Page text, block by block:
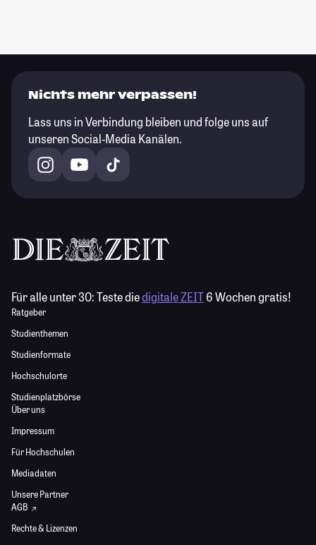
Nichts mehr verpassen!
Lass uns in Verbindung bleiben und folge uns auf
unseren Social-Media Kanälen.
Für alle unter 30:Teste diedigitale ZEIT6 Wochen gratis!
Ratgeber
Studienthemen
Studienformate
Hochschulorte
Studienplatzbörse
Über uns
Impressum
Für Hochschulen
Mediadaten
Unsere Partner
AGB
Rechte & Lizenzen